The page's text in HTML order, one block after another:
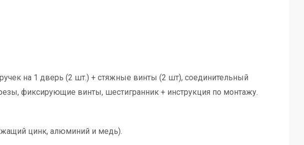
на 1 дверь (2 шт.) + стяжные винты (2 шт), соединительный
фиксирующие винты, шестигранник + инструкция по монтажу.
цинк, алюминий и медь).